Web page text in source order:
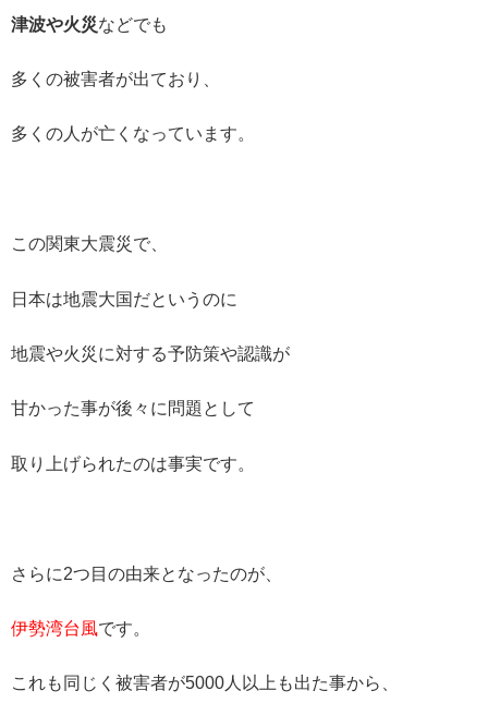
津波や火災などでも
多くの被害者が出ており、
多くの人が亡くなっています。
この関東大震災で、
日本は地震大国だというのに
地震や火災に対する予防策や認識が
甘かった事が後々に問題として
取り上げられたのは事実です。
さらに2つ目の由来となったのが、
伊勢湾台風です。
これも同じく被害者が5000人以上も出た事から、